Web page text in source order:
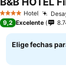
4 EstrellasHotel
9,2 Excelente
Elige fechas